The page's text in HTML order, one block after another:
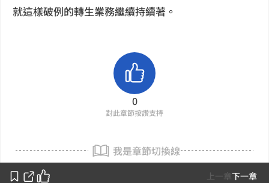
上一章下一章
就這樣破例的轉生業務繼續持續著。
0
對此章節按讚支持
我是章節切換線